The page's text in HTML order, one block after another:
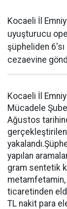
Kocaeli İl
uyuşturucu
şüpheliden 6'sı
cezaevine
Kocaeli İl
Mücadele
Ağustos
yapılan
gram sentetik
ticaretinden
TL nakit para